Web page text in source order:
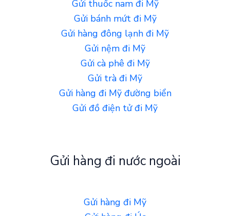
Gửi thuốc nam đi Mỹ
Gửi bánh mứt đi Mỹ
Gửi hàng đông lạnh đi Mỹ
Gửi nệm đi Mỹ
Gửi cà phê đi Mỹ
Gửi trà đi Mỹ
Gửi hàng đi Mỹ đường biển
Gửi đồ điện tử đi Mỹ
Gửi hàng đi nước ngoài
Gửi hàng đi Mỹ